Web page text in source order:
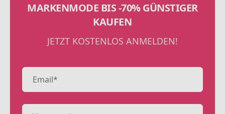
MARKENMODE BIS -70% GÜNSTIGER
KAUFEN
JETZT KOSTENLOS ANMELDEN!